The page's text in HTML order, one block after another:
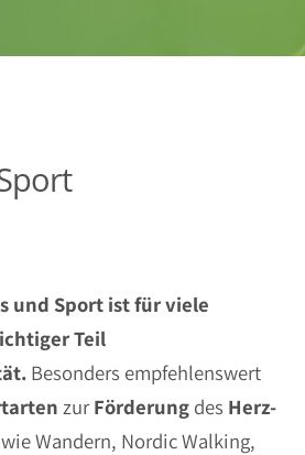
und Sport ist für viele
Teil
Besonders empfehlenswert
zurFörderung des Herz-
wie Wandern, Nordic Walking,